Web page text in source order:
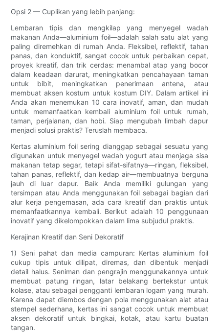
Opsi 2 — Cuplikan yang lebih panjang:
Lembaran tipis dan mengkilap yang menyegel wadah
makanan Anda—aluminium foil—adalah salah satu alat yang
paling diremehkan di rumah Anda. Fleksibel, reflektif, tahan
panas, dan konduktif, sangat cocok untuk perbaikan cepat,
proyek kreatif, dan trik cerdas: menambal atap yang bocor
dalam keadaan darurat, meningkatkan pencahayaan taman
untuk bibit, meningkatkan penerimaan antena, atau
membuat aksen kostum untuk kostum DIY. Dalam artikel ini
Anda akan menemukan 10 cara inovatif, aman, dan mudah
untuk memanfaatkan kembali aluminium foil untuk rumah,
taman, perjalanan, dan hobi. Siap mengubah limbah dapur
menjadi solusi praktis? Teruslah membaca.
Kertas aluminium foil sering dianggap sebagai sesuatu yang
digunakan untuk menyegel wadah yogurt atau menjaga sisa
makanan tetap segar, tetapi sifat-sifatnya—ringan, fleksibel,
tahan panas, reflektif, dan kedap air—membuatnya berguna
jauh di luar dapur. Baik Anda memiliki gulungan yang
tersimpan atau Anda menggunakan foil sebagai bagian dari
alur kerja pengemasan, ada cara kreatif dan praktis untuk
memanfaatkannya kembali. Berikut adalah 10 penggunaan
inovatif yang dikelompokkan dalam lima subjudul praktis.
Kerajinan Kreatif dan Seni Dekoratif
1) Seni pahat dan media campuran: Kertas aluminium foil
cukup tipis untuk dilipat, diremas, dan dibentuk menjadi
detail halus. Seniman dan pengrajin menggunakannya untuk
membuat patung ringan, latar belakang bertekstur untuk
kolase, atau sebagai pengganti lembaran logam yang murah.
Karena dapat diembos dengan pola menggunakan alat atau
stempel sederhana, kertas ini sangat cocok untuk membuat
aksen dekoratif untuk bingkai, kotak, atau kartu buatan
tangan.